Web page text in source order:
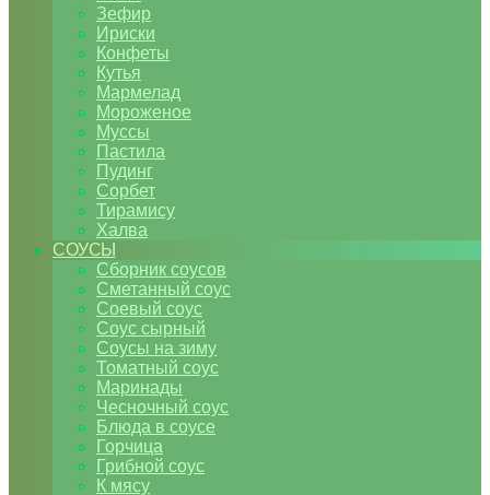
Зефир
Ириски
Конфеты
Кутья
Мармелад
Мороженое
Муссы
Пастила
Пудинг
Сорбет
Тирамису
Халва
СОУСЫ
Сборник соусов
Сметанный соус
Соевый соус
Соус сырный
Соусы на зиму
Томатный соус
Маринады
Чесночный соус
Блюда в соусе
Горчица
Грибной соус
К мясу